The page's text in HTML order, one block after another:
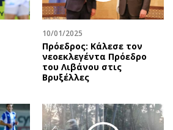
Αναδρομές
Πρόσωπα
Περιβάλλον
Good Life
Γυναίκα
Showbiz
Ταξίδια
10/01/2025
Πρόεδρος: Κάλεσε τον
νεοεκλεγέντα Πρόεδρο
του Λιβάνου στις
Βρυξέλλες